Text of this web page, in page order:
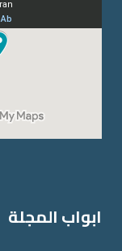
ابواب المجلة